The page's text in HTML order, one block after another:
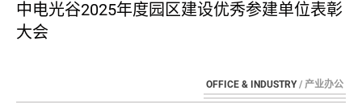
中电光谷2025年度园区建设优秀参建单位表彰
大会
OFFICE & INDUSTRY/ 产业办公